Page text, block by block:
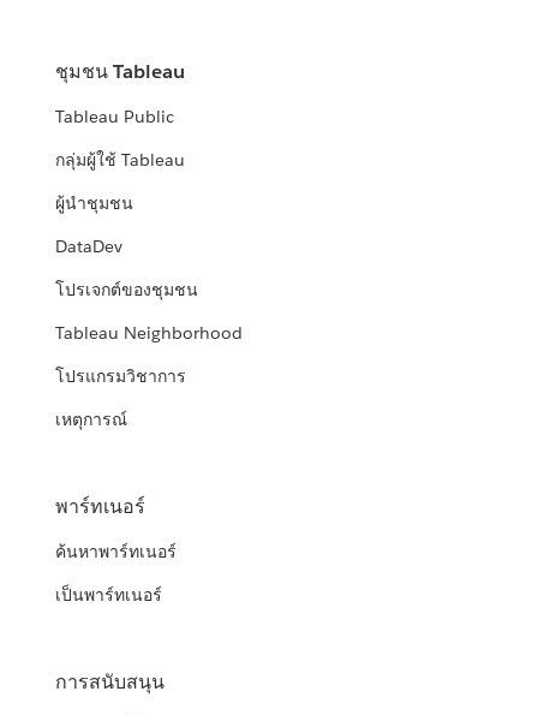
ชุมชน Tableau
Tableau Public
กลุ่มผู้ใช้ Tableau
ผู้นำชุมชน
DataDev
โปรเจกต์ของชุมชน
Tableau Neighborhood
โปรแกรมวิชาการ
เหตุการณ์
พาร์ทเนอร์
ค้นหาพาร์ทเนอร์
เป็นพาร์ทเนอร์
การสนับสนุน